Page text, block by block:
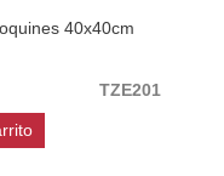
40x40cm
TZE201